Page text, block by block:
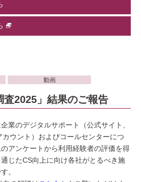
動画
査2025」結果のご報告
業のデジタルサポート（公式サイト、
ウント）およびコールセンターにつ
アンケートから利用経験者の評価を得
じたCS向上に向け各社がとるべき施
。